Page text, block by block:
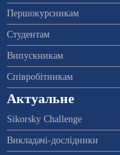
Першокурсникам
Студентам
Випускникам
Співробітникам
Актуальне
Sikorsky Challenge
Викладачі-дослідники